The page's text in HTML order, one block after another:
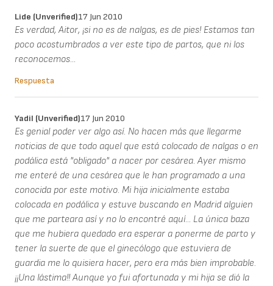
Lide (unverified)17 Jun 2010
Es verdad, Aitor, ¡si no es de nalgas, es de pies! Estamos tan
poco acostumbrados a ver este tipo de partos, que ni los
reconocemos...
Respuesta
Yadil (unverified)17 Jun 2010
Es genial poder ver algo así. No hacen más que llegarme
noticias de que todo aquel que está colocado de nalgas o en
podálica está "obligado" a nacer por cesárea. Ayer mismo
me enteré de una cesárea que le han programado a una
conocida por este motivo. Mi hija inicialmente estaba
colocada en podálica y estuve buscando en Madrid alguien
que me parteara así y no lo encontré aquí... La única baza
que me hubiera quedado era esperar a ponerme de parto y
tener la suerte de que el ginecólogo que estuviera de
guardia me lo quisiera hacer, pero era más bien improbable.
¡¡Una lástima!! Aunque yo fui afortunada y mi hija se dió la